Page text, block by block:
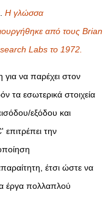
Η γλώσσα
από τους Brian
Labs το 1972.
για να παρέχει στον
τα εσωτερικά στοιχεία
εξόδου και
την
έτσι ώστε να
έργα πολλαπλού